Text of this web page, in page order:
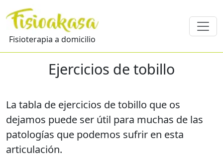
Fisioterapia a domicilio
Ejercicios de tobillo
La tabla de ejercicios de tobillo que os
dejamos puede ser útil para muchas de las
patologías que podemos sufrir en esta
articulación.